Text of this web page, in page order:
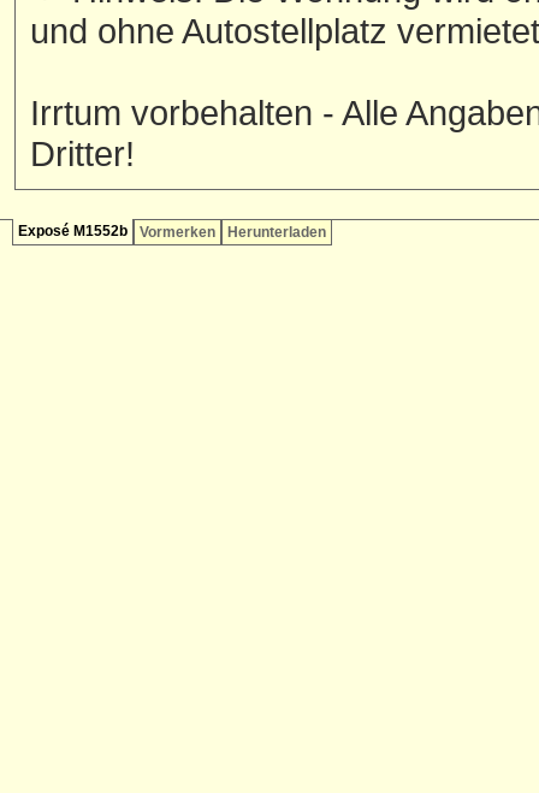
und ohne Autostellplatz
Irrtum vorbehalten - Alle
Dritter!
Exposé M1552b Vormerken Herunterladen